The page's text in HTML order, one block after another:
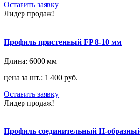
Оставить заявку
Лидер продаж!
Профиль пристенный FP 8-10 мм
Длина: 6000 мм
цена за шт.: 1 400 руб.
Оставить заявку
Лидер продаж!
Профиль соединительный H-